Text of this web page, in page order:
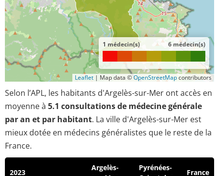
1 médecin(s) 6 médecin(s)
Leaflet | Map data ©OpenStreetMapcontributors
Selon l’APL, les habitants d'Argelès-sur-Mer ont accès en
moyenne à 5.1 consultations de médecine générale
par an et par habitant. La ville d'Argelès-sur-Mer est
mieux dotée en médecins généralistes que le reste de la
France.
2023
Argelès-
Pyrénées-
France